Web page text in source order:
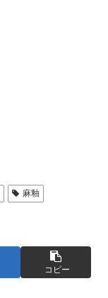
麻釉
コピー